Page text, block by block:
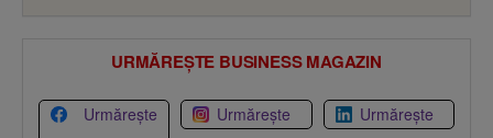
URMĂREȘTE BUSINESS MAGAZIN
Urmărește Urmărește Urmărește